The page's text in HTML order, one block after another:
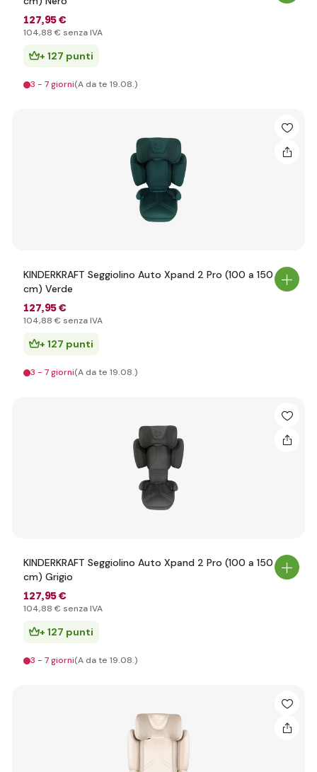
127,95 €
104,88 € senza IVA
+ 127 punti
3 - 7 giorni(A da te 19.08.)
KINDERKRAFT Seggiolino Auto Xpand 2 Pro (100 a 150
cm) Verde
127,95 €
104,88 € senza IVA
+ 127 punti
3 - 7 giorni(A da te 19.08.)
KINDERKRAFT Seggiolino Auto Xpand 2 Pro (100 a 150
cm) Grigio
127,95 €
104,88 € senza IVA
+ 127 punti
3 - 7 giorni(A da te 19.08.)